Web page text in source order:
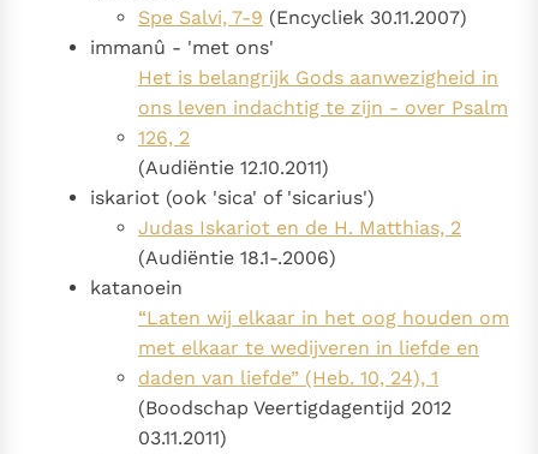
Spe Salvi, 7-9 (Encycliek 30.11.2007)
immanû - 'met ons'
Het is belangrijk Gods aanwezigheid in
ons leven indachtig te zijn - over Psalm
126, 2
(Audiëntie 12.10.2011)
iskariot (ook 'sica' of 'sicarius')
Judas Iskariot en de H. Matthias, 2
(Audiëntie 18.1-.2006)
katanoein
“Laten wij elkaar in het oog houden om
met elkaar te wedijveren in liefde en
daden van liefde” (Heb. 10, 24), 1
(Boodschap Veertigdagentijd 2012
03.11.2011)